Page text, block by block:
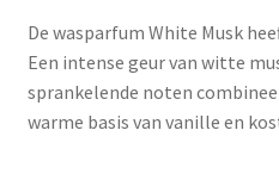
De wasparfum White Musk
Een intense geur van witte
sprankelende noten
warme basis van vanille en